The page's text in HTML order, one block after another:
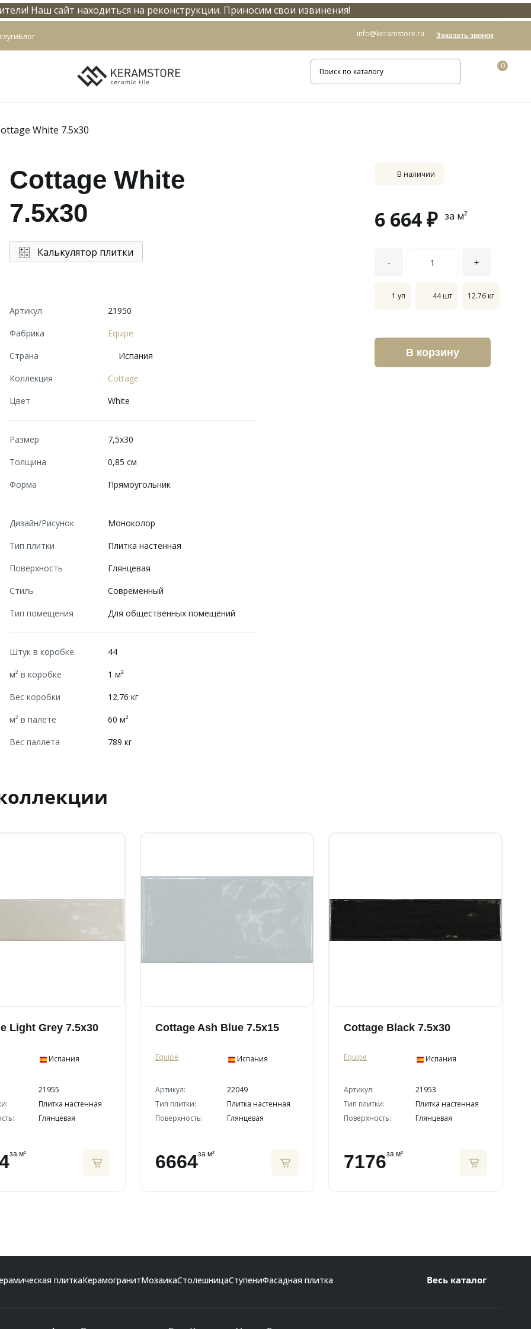
info@keramstore.ru
Наш сайт находиться на реконструкции. Приносим свои извинения!
Блог info@keramstore.ru Заказать звонок
0
White 7.5x30
Cottage White
7.5x30
Калькулятор плитки
Артикул
21950
Фабрика
Equipe
Страна
Испания
Коллекция
Cottage
Цвет
White
Размер
7,5x30
Толщина
0,85 см
Форма
Прямоугольник
Дизайн/Рисунок
Моноколор
Тип плитки
Плитка настенная
Поверхность
Глянцевая
Стиль
Современный
Тип помещения
Для общественных помещений
Штук в коробке
44
м² в коробке
1 м²
Вес коробки
12.76 кг
м² в палете
60 м²
Вес паллета
789 кг
В наличии
6 664 ₽ за м²
- +
1 уп 44 шт 12.76 кг
В корзину
Light Grey 7.5x30
Испания
21955
Плитка настенная
Глянцевая
за м²
Cottage Ash Blue 7.5x15
Equipe Испания
Артикул:
22049
Тип плитки:
Плитка настенная
Поверхность:
Глянцевая
6664за м²
Cottage Black 7.5x30
Equipe Испания
Артикул:
21953
Тип плитки:
Плитка настенная
Поверхность:
Глянцевая
7176за м²
плиткаКерамогранитМозаикаСтолешницаСтупениФасадная плитка Весь каталог